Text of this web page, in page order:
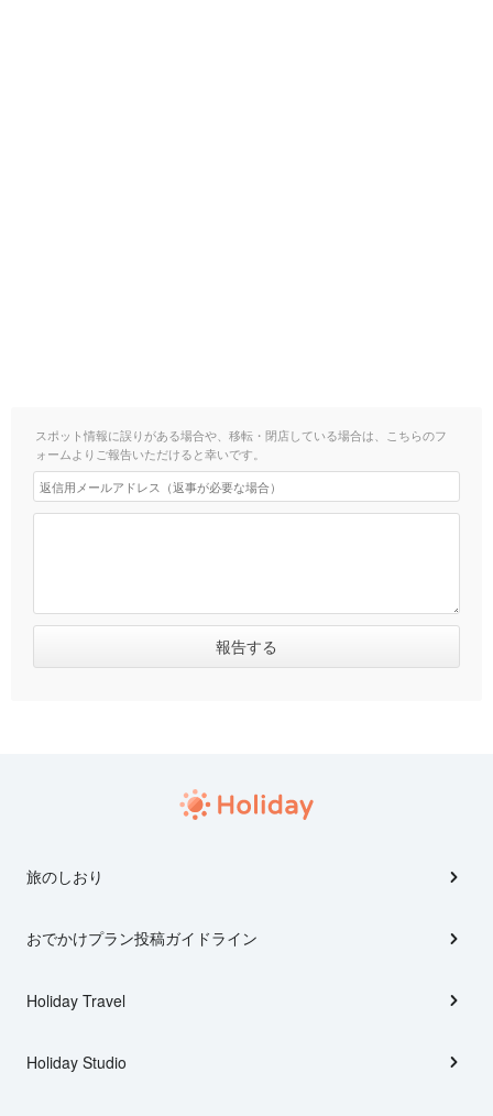
スポット情報に誤りがある場合や、移転・閉店している場合は、こちらのフ
ォームよりご報告いただけると幸いです。
旅のしおり
おでかけプラン投稿ガイドライン
Holiday Travel
Holiday Studio